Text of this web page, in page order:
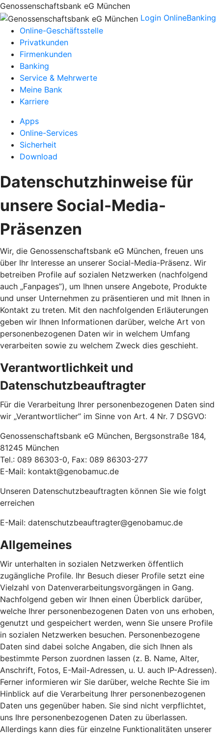
Genossenschaftsbank eG München
Login OnlineBanking
Online-Geschäftsstelle
Privatkunden
Firmenkunden
Banking
Service & Mehrwerte
Meine Bank
Karriere
Apps
Online-Services
Sicherheit
Download
Datenschutzhinweise für
unsere Social-Media-
Präsenzen
Wir, die Genossenschaftsbank eG München, freuen uns
über Ihr Interesse an unserer Social-Media-Präsenz. Wir
betreiben Profile auf sozialen Netzwerken (nachfolgend
auch „Fanpages”), um Ihnen unsere Angebote, Produkte
und unser Unternehmen zu präsentieren und mit Ihnen in
Kontakt zu treten. Mit den nachfolgenden Erläuterungen
geben wir Ihnen Informationen darüber, welche Art von
personenbezogenen Daten wir in welchem Umfang
verarbeiten sowie zu welchem Zweck dies geschieht.
Verantwortlichkeit und
Datenschutzbeauftragter
Für die Verarbeitung Ihrer personenbezogenen Daten sind
wir „Verantwortlicher” im Sinne von Art. 4 Nr. 7 DSGVO:
Genossenschaftsbank eG München, Bergsonstraße 184,
81245 München
Tel.: 089 86303-0, Fax: 089 86303-277
E-Mail: kontakt@genobamuc.de
Unseren Datenschutzbeauftragten können Sie wie folgt
erreichen
E-Mail: datenschutzbeauftragter@genobamuc.de
Allgemeines
Wir unterhalten in sozialen Netzwerken öffentlich
zugängliche Profile. Ihr Besuch dieser Profile setzt eine
Vielzahl von Datenverarbeitungsvorgängen in Gang.
Nachfolgend geben wir Ihnen einen Überblick darüber,
welche Ihrer personenbezogenen Daten von uns erhoben,
genutzt und gespeichert werden, wenn Sie unsere Profile
in sozialen Netzwerken besuchen. Personenbezogene
Daten sind dabei solche Angaben, die sich Ihnen als
bestimmte Person zuordnen lassen (z. B. Name, Alter,
Anschrift, Fotos, E-Mail-Adressen, u. U. auch IP-Adressen).
Ferner informieren wir Sie darüber, welche Rechte Sie im
Hinblick auf die Verarbeitung Ihrer personenbezogenen
Daten uns gegenüber haben. Sie sind nicht verpflichtet,
uns Ihre personenbezogenen Daten zu überlassen.
Allerdings kann dies für einzelne Funktionalitäten unserer